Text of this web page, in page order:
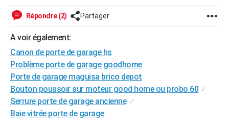
Guides de France
Escapades
Patrimoine
Expositions
Musées
Week-end nature
LIFESTYLE
SANTE
Alimentation
Guide de la santé
Maladies
Médicaments
Sommeil
VOYAGE
Destinations
City break
Voyage nature
Voyage de noces
Forum
Climat
+PHOTO
GUIDES D'ACHAT
BONS PLANS
Répondre (2) Partager
A voir également:
Canon de porte de garage hs
Problème porte de garage goodhome
Porte de garage maguisa brico depot
Bouton poussoir sur moteur good home ou probo 60 ✓
Serrure porte de garage ancienne ✓
Baie vitrée porte de garage